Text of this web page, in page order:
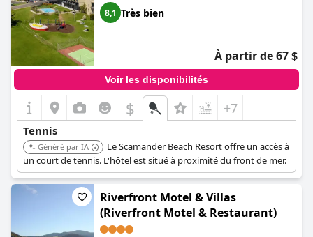
8,1 Très bien
À partir de 67 $
Voir les disponibilités
$ +7
Tennis
Généré par IA
Le Scamander Beach Resort offre un accès à
un court de tennis. L'hôtel est situé à proximité du front de mer.
Riverfront Motel & Villas
(Riverfront Motel & Restaurant)